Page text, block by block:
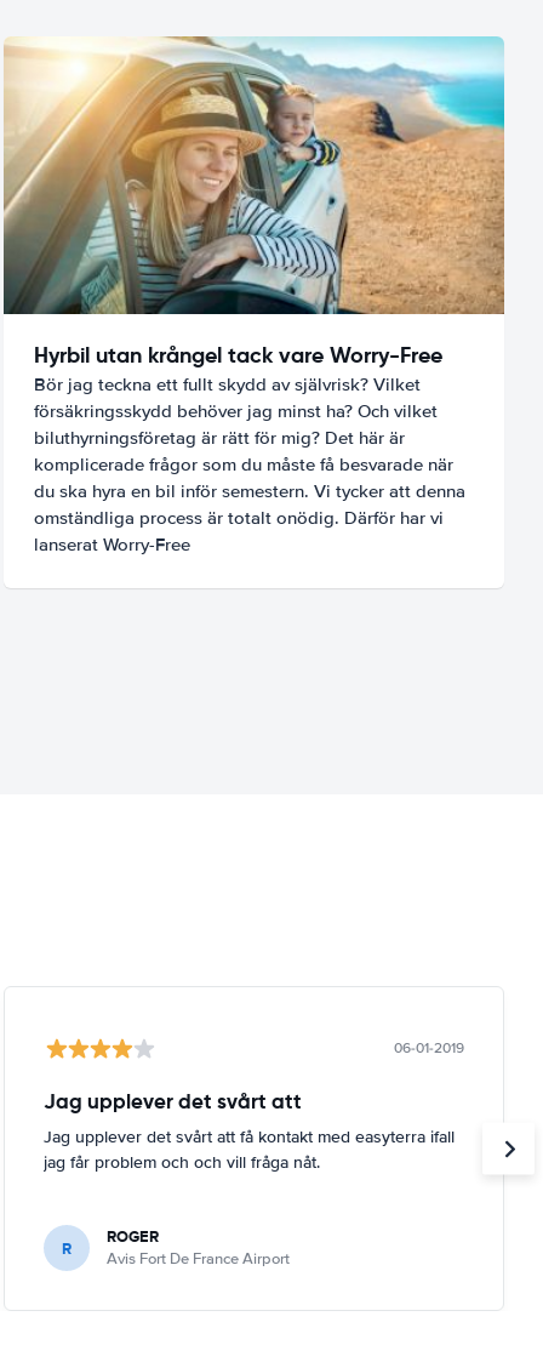
Hyrbil utan krångel tack vare Worry-Free
Bör jag teckna ett fullt skydd av självrisk? Vilket
försäkringsskydd behöver jag minst ha? Och vilket
biluthyrningsföretag är rätt för mig? Det här är
komplicerade frågor som du måste få besvarade när
du ska hyra en bil inför semestern. Vi tycker att denna
omständliga process är totalt onödig. Därför har vi
lanserat Worry-Free
06-01-2019
Jag upplever det svårt att
Jag upplever det svårt att få kontakt med easyterra ifall
jag får problem och och vill fråga nåt.
R ROGER
Avis Fort De France Airport